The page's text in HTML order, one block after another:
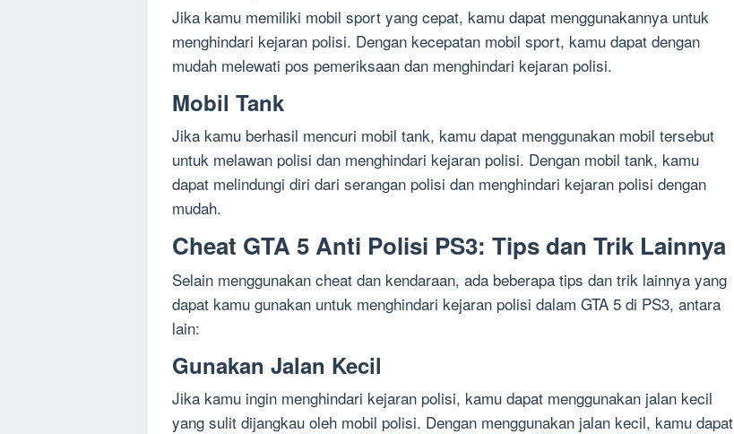
Jika kamu memiliki mobil sport yang cepat, kamu dapat menggunakannya untuk
menghindari kejaran polisi. Dengan kecepatan mobil sport, kamu dapat dengan
mudah melewati pos pemeriksaan dan menghindari kejaran polisi.
Mobil Tank
Jika kamu berhasil mencuri mobil tank, kamu dapat menggunakan mobil tersebut
untuk melawan polisi dan menghindari kejaran polisi. Dengan mobil tank, kamu
dapat melindungi diri dari serangan polisi dan menghindari kejaran polisi dengan
mudah.
Cheat GTA 5 Anti Polisi PS3: Tips dan Trik Lainnya
Selain menggunakan cheat dan kendaraan, ada beberapa tips dan trik lainnya yang
dapat kamu gunakan untuk menghindari kejaran polisi dalam GTA 5 di PS3, antara
lain:
Gunakan Jalan Kecil
Jika kamu ingin menghindari kejaran polisi, kamu dapat menggunakan jalan kecil
yang sulit dijangkau oleh mobil polisi. Dengan menggunakan jalan kecil, kamu dapat